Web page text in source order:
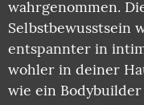
wahrgenommen.
Selbstbewusstsein
entspannter in
wohler in deiner
wie ein Bodybuilder